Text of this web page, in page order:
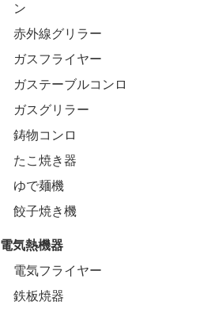
ン
赤外線グリラー
ガスフライヤー
ガステーブルコンロ
ガスグリラー
鋳物コンロ
たこ焼き器
ゆで麺機
餃子焼き機
電気熱機器
電気フライヤー
鉄板焼器